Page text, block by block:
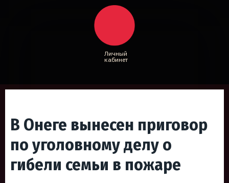
Личный
кабинет
В Онеге вынесен приговор
по уголовному делу о
гибели семьи в пожаре